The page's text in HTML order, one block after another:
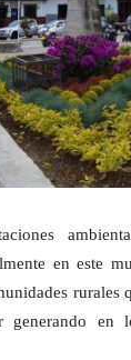
en este
rurales
generando